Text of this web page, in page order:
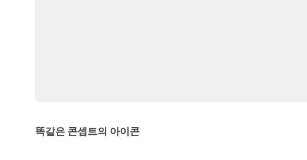
똑같은 콘셉트의 아이콘